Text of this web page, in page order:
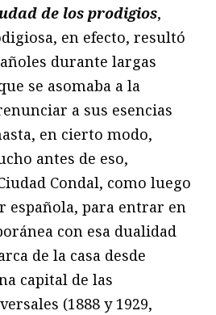
de los prodigios,
en efecto, resultó
durante largas
se asomaba a la
a sus esencias
en cierto modo,
antes de eso,
Condal, como luego
española, para entrar en
con esa dualidad
de la casa desde
capital de las
(1888 y 1929,